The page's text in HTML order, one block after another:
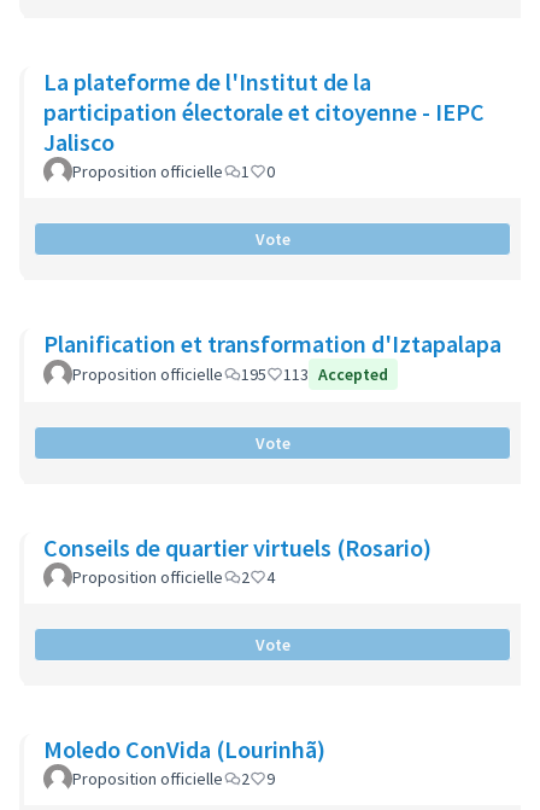
La plateforme de l'Institut de la
participation électorale et citoyenne - IEPC
Jalisco
Proposition officielle 1 0
Vote
Planification et transformation d'Iztapalapa
Proposition officielle 195 113 Accepted
Vote
Conseils de quartier virtuels (Rosario)
Proposition officielle 2 4
Vote
Moledo ConVida (Lourinhã)
Proposition officielle 2 9